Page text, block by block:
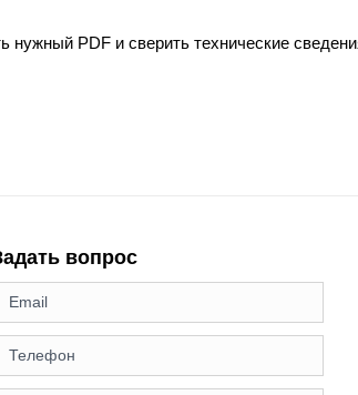
нужный PDF и сверить технические
вопрос